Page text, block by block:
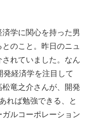
学に関心を持った男
のこと。昨日のニュ
れていました。なん
発経済学を注目して
竜之介さんが、開発
れば勉強できる、と
ルコーポレーション